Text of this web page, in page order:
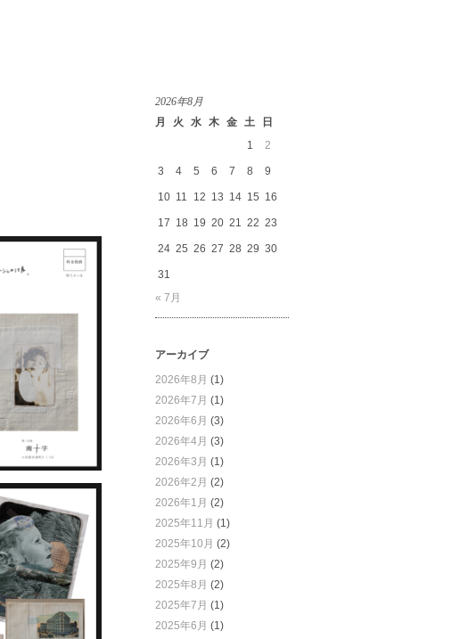
2026年8月
月
火 水 木 金 土
日
1
2
3 4 5 6 7 8 9
10 11 12 13 14 15 16
17 18 19 20 21 22 23
24 25 26 27 28 29 30
31
« 7月
アーカイブ
2026年8月 (1)
2026年7月 (1)
2026年6月 (3)
2026年4月 (3)
2026年3月 (1)
2026年2月 (2)
2026年1月 (2)
2025年11月 (1)
2025年10月 (2)
2025年9月 (2)
2025年8月 (2)
2025年7月 (1)
2025年6月 (1)